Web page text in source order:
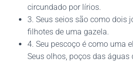
circundado por lírios.
3. Seus seios são como dois
filhotes de uma gazela.
4. Seu pescoço é como uma
Seus olhos, poços das águas